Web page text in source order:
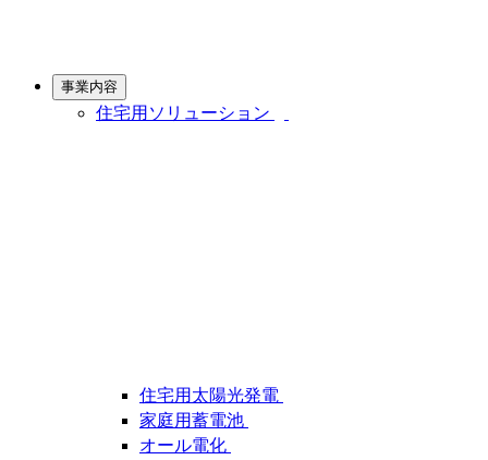
事業内容
住宅用ソリューション
住宅用太陽光発電
家庭用蓄電池
オール電化